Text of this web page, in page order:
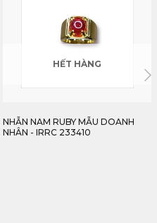
ĐẶT HÀNG
NHẪN NỮ FULL KIM CƯƠNG HIỆN
ĐẠI TINH TẾ - IRDM 23415